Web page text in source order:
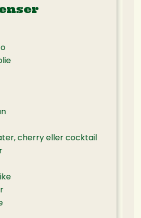
cherry eller cocktail